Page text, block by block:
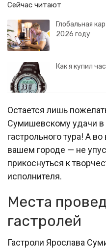
Сейчас читают
Глобальная
2026 году
Как я купил
Остается лишь
Сумишевскому удачи
гастрольного тура! А
вашем городе — не
прикоснуться к
исполнителя.
Места
гастролей
Гастроли Ярослава